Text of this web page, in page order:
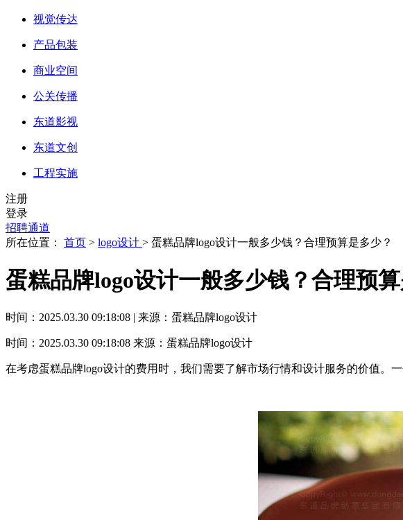
视觉传达
产品包装
商业空间
公关传播
东道影视
东道文创
工程实施
注册
登录
招聘通道
所在位置： 首页 > logo设计 > 蛋糕品牌logo设计一般多少钱？合理预算是多少？
蛋糕品牌logo设计一般多少钱？合理预
时间：2025.03.30 09:18:08 | 来源：蛋糕品牌logo设计
时间：2025.03.30 09:18:08 来源：蛋糕品牌logo设计
在考虑蛋糕品牌logo设计的费用时，我们需要了解市场行情和设计服务的价值。